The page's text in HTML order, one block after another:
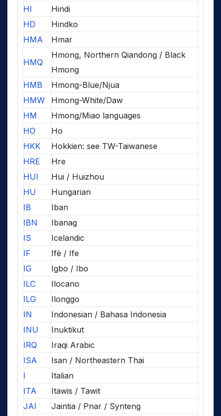
HI
Hindi
HD
Hindko
HMA
Hmar
HMQ
Hmong, Northern Qiandong / Black
Hmong
HMB
Hmong-Blue/Njua
HMW
Hmong-White/Daw
HM
Hmong/Miao languages
HO
Ho
HKK
Hokkien: see TW-Taiwanese
HRE
Hre
HUI
Hui / Huizhou
HU
Hungarian
IB
Iban
IBN
Ibanag
IS
Icelandic
IF
Ifè / Ife
IG
Igbo / Ibo
ILC
Ilocano
ILG
Ilonggo
IN
Indonesian / Bahasa Indonesia
INU
Inuktikut
IRQ
Iraqi Arabic
ISA
Isan / Northeastern Thai
I
Italian
ITA
Itawis / Tawit
JAI
Jaintia / Pnar / Synteng